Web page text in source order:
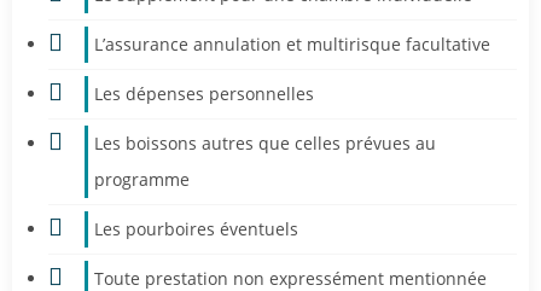
L’assurance annulation et multirisque facultative
Les dépenses personnelles
Les boissons autres que celles prévues au
programme
Les pourboires éventuels
Toute prestation non expressément mentionnée